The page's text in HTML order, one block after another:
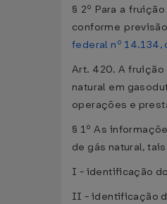
§ 2º Para a
conforme
federal nº 14.134,
Art. 420. A
natural em
operações e
§ 1º As
de gás natural,
I - identificação
II - identificação